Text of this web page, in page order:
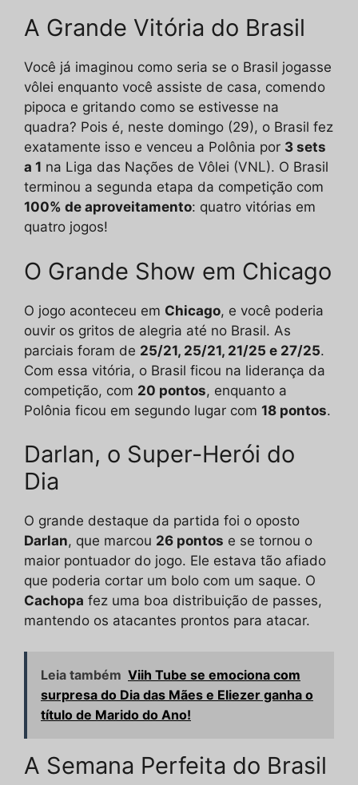
A Grande Vitória do Brasil
Você já imaginou como seria se o Brasil jogasse
vôlei enquanto você assiste de casa, comendo
pipoca e gritando como se estivesse na
quadra? Pois é, neste domingo (29), o Brasil fez
exatamente isso e venceu a Polônia por 3 sets
a 1 na Liga das Nações de Vôlei (VNL). O Brasil
terminou a segunda etapa da competição com
100% de aproveitamento: quatro vitórias em
quatro jogos!
O Grande Show em Chicago
O jogo aconteceu em Chicago, e você poderia
ouvir os gritos de alegria até no Brasil. As
parciais foram de 25/21, 25/21, 21/25 e 27/25.
Com essa vitória, o Brasil ficou na liderança da
competição, com 20 pontos, enquanto a
Polônia ficou em segundo lugar com 18 pontos.
Darlan, o Super-Herói do
Dia
O grande destaque da partida foi o oposto
Darlan, que marcou 26 pontos e se tornou o
maior pontuador do jogo. Ele estava tão afiado
que poderia cortar um bolo com um saque. O
Cachopa fez uma boa distribuição de passes,
mantendo os atacantes prontos para atacar.
Leia também Viih Tube se emociona com
surpresa do Dia das Mães e Eliezer ganha o
título de Marido do Ano!
A Semana Perfeita do Brasil